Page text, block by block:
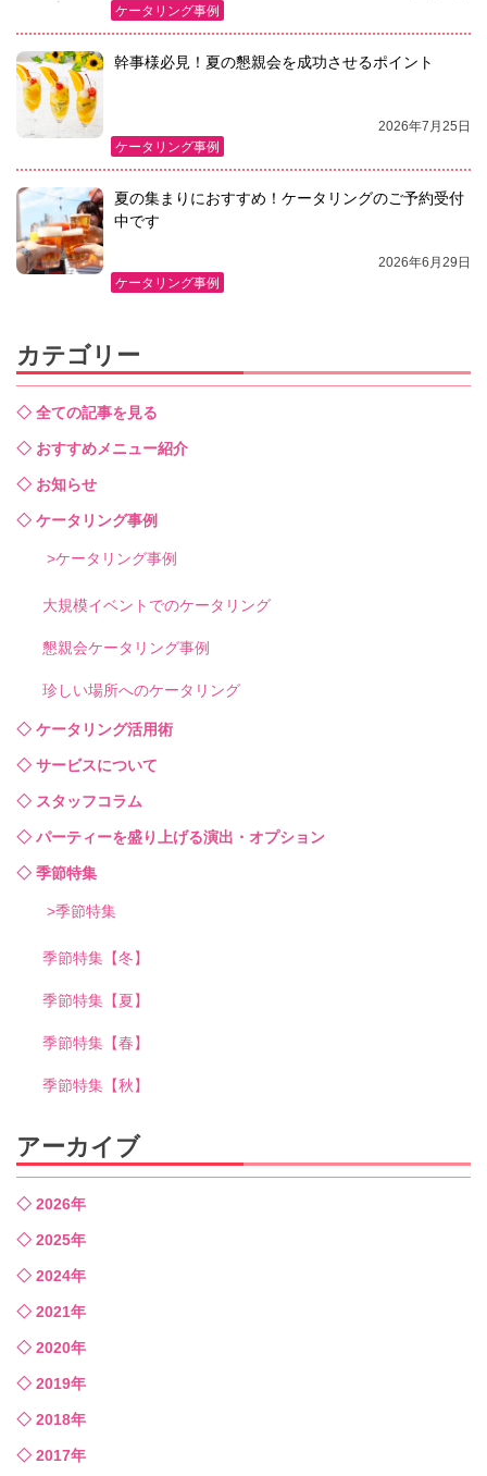
ケータリング事例
幹事様必見！夏の懇親会を成功させるポイント
2026年7月25日
ケータリング事例
夏の集まりにおすすめ！ケータリングのご予約受付
中です
2026年6月29日
ケータリング事例
カテゴリー
全ての記事を見る
おすすめメニュー紹介
お知らせ
ケータリング事例
ケータリング事例
大規模イベントでのケータリング
懇親会ケータリング事例
珍しい場所へのケータリング
ケータリング活用術
サービスについて
スタッフコラム
パーティーを盛り上げる演出・オプション
季節特集
季節特集
季節特集【冬】
季節特集【夏】
季節特集【春】
季節特集【秋】
アーカイブ
2026年
2025年
2024年
2021年
2020年
2019年
2018年
2017年